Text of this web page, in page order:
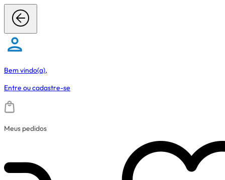
Bem vindo(a),
Entre oucadastre-se
Meus pedidos